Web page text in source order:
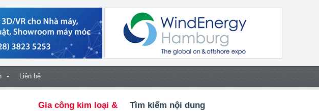
Liên hệ
Gia công kim loại &
Tìm kiếm nội dung